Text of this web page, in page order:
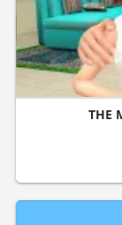
THE